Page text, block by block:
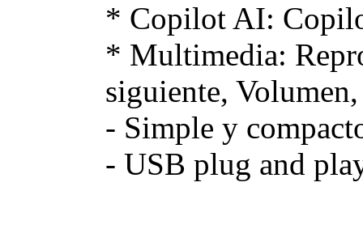
* Copilot AI:
* Multimedia:
siguiente,
- Simple y
- USB plug and